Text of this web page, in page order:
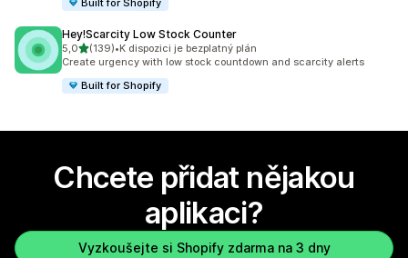
Built for Shopify
Hey!Scarcity Low Stock Counter
5,0z 5 hvězd
(139)
Celkový počet recenzí: 139
•K dispozici je bezplatný plán
Create urgency with low stock countdown and scarcity alerts
Built for Shopify
Chcete přidat nějakou
aplikaci?
Vyzkoušejte si Shopify zdarma na 3 dny